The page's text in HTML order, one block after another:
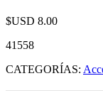
$USD 8.00
41558
CATEGORÍAS: